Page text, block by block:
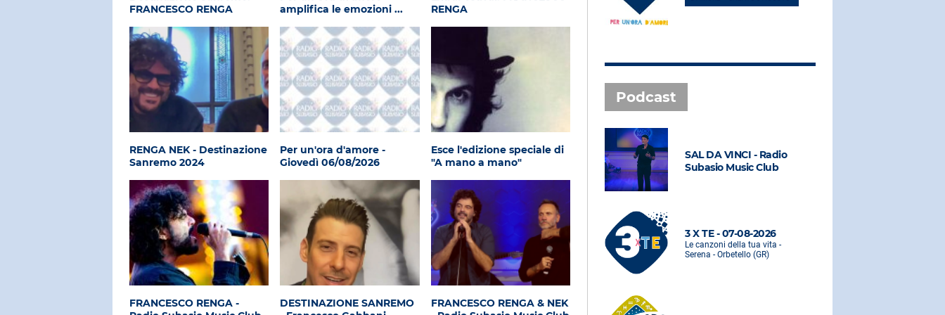
FRANCESCO RENGA
amplifica le emozioni ...
RENGA
RENGA NEK - Destinazione
Sanremo 2024
Per un'ora d'amore -
Giovedì 06/08/2026
Esce l'edizione speciale di
"A mano a mano"
FRANCESCO RENGA -
DESTINAZIONE SANREMO
FRANCESCO RENGA & NEK
Podcast
SAL DA VINCI - Radio
Subasio Music Club
3 X TE - 07-08-2026
Le canzoni della tua vita -
Serena - Orbetello (GR)
SAL DA VINCI - Radio
Subasio Music Club
3 X TE - 07-08-2026
Le canzoni della tua vita -
Serena - Orbetello (GR)